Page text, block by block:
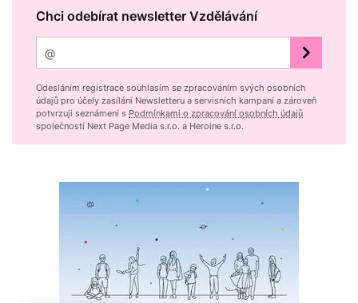
Chci odebírat newsletter Vzdělávání
Odesláním registrace souhlasím se zpracováním svých osobních
údajů pro účely zasílání Newsletteru a servisních kampaní a zároveň
potvrzuji seznámení s Podmínkami o zpracování osobních údajů
společností Next Page Media s.r.o. a Heroine s.r.o.